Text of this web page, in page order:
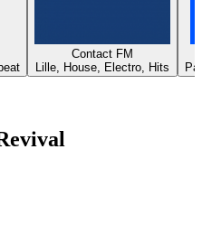
Contact FM
Lille, House, Electro, Hits